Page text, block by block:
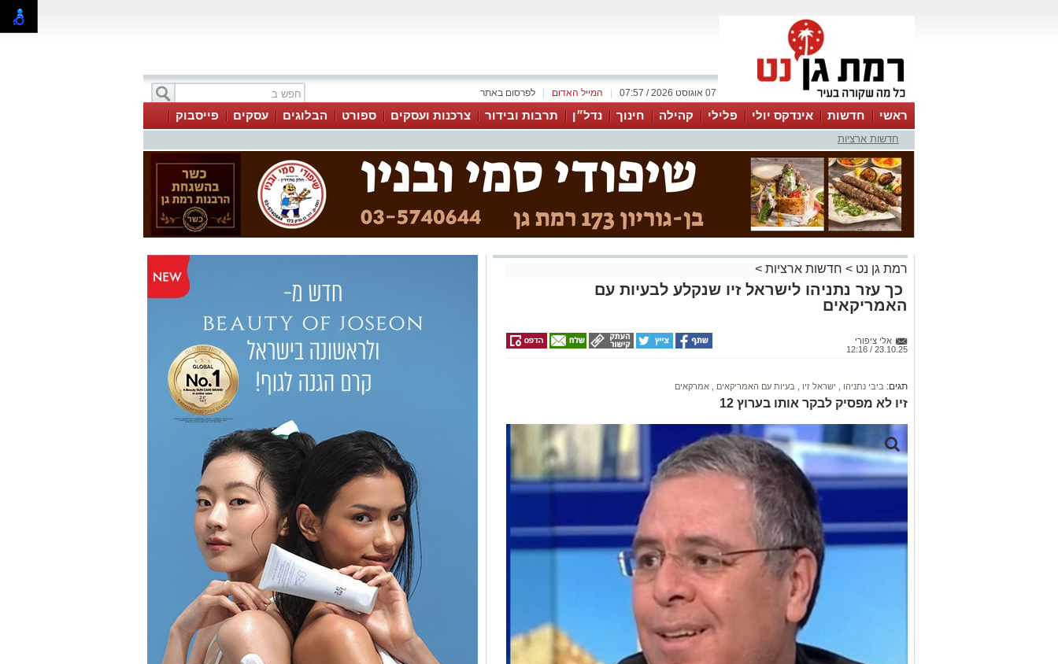
לפרסום באתר המייל האדום 07 אוגוסט 2026 / 07:57
ראשי חדשות אינדקס יולי פלילי קהילה חינוך נדל״ן תרבות ובידור צרכנות ועסקים ספורט הבלוגים עסקים
פייסבוק
ווטסאפ
חדשות ארציות
רמת גן נט > חדשות ארציות >
כך עזר נתניהו לישראל זיו שנקלע לבעיות עם
האמריקאים
אלי ציפורי
23.10.25 / 12:16
תגים:ביבי נתניהו, ישראל זיו בעיות עם האמריקאים, אמרקאים
זיו לא מפסיק לבקר אותו בערוץ 12